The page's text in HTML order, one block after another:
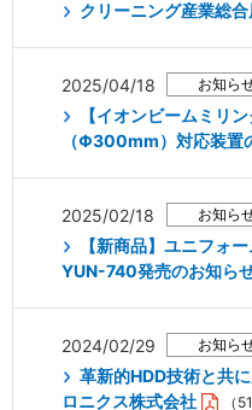
クリーニング産業総
2025/04/18
【イオンビームミリ
（Φ300mm）対応装置
2025/02/18
【新商品】ユニフォ
YUN-740発売のお知ら
2024/02/29
革新的HDD技術と共
ロニクス株式会社
（